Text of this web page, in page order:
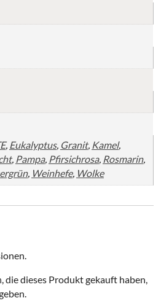
, Eukalyptus, Granit, Kamel,
, Pampa, Pfirsichrosa, Rosmarin,
, Weinhefe, Wolke
die dieses Produkt gekauft haben,